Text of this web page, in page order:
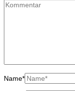
Name*